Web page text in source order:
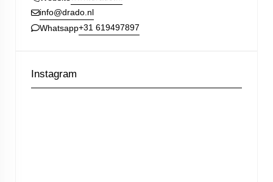
info@drado.nl
Whatsapp+31 619497897
Instagram